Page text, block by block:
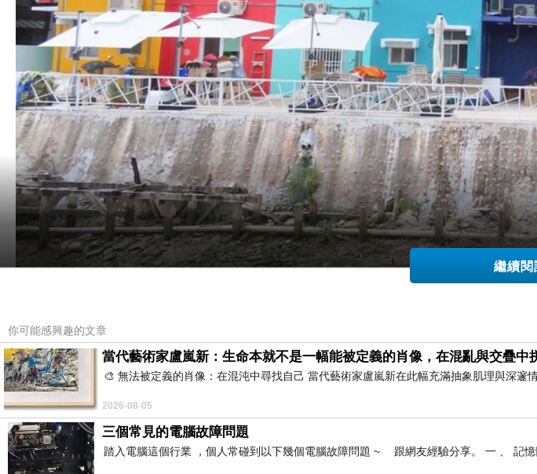
下午來到枋寮藝術村
這邊真的變漂亮了
繼續閱
你可能感興趣的文章
當代藝術家盧嵐新：生命本就不是一幅能被定義的肖像，在混亂與交疊中
🎨 無法被定義的肖像：在混沌中尋找自己 當代藝術家盧嵐新在此幅充滿抽象肌理與深邃
2026-08-05
三個常見的電腦故障問題
踏入電腦這個行業 ，個人常碰到以下幾個電腦故障問題 ~ 跟網友經驗分享。 一 、 記